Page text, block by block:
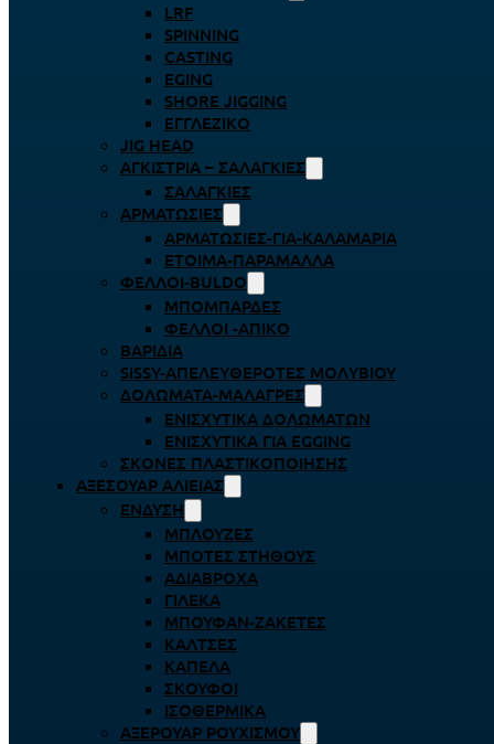
LRF
SPINNING
CASTING
EGING
SHORE JIGGING
ΕΓΓΛΈΖΙΚΟ
JIG HEAD
ΑΓΚΊΣΤΡΙΑ – ΣΑΛΑΓΚΙΈΣ
ΣΑΛΑΓΚΙΈΣ
ΑΡΜΑΤΩΣΙΈΣ
ΑΡΜΑΤΩΣΙΈΣ-ΓΙΑ-ΚΑΛΑΜΆΡΙΑ
ΈΤΟΙΜΑ-ΠΑΡΆΜΑΛΛΑ
ΦΕΛΛΟΊ-BULDO
ΜΠΟΜΠΆΡΔΕΣ
ΦΕΛΛΟΊ -ΑΠΊΚΟ
ΒΑΡΊΔΙΑ
SISSY-ΑΠΕΛΕΥΘΕΡΟΤΈΣ ΜΟΛΥΒΙΟΎ
ΔΟΛΏΜΑΤΑ-ΜΑΛΆΓΡΕΣ
ΕΝΙΣΧΥΤΙΚΆ ΔΟΛΩΜΆΤΩΝ
ΕΝΙΣΧΥΤΙΚΆ ΓΙΑ EGGING
ΣΚΌΝΕΣ ΠΛΑΣΤΙΚΟΠΟΊΗΣΗΣ
ΑΞΕΣΟΥΆΡ ΑΛΙΕΊΑΣ
ΈΝΔΥΣΗ
ΜΠΛΟΎΖΕΣ
ΜΠΌΤΕΣ ΣΤΉΘΟΥΣ
ΑΔΙΆΒΡΟΧΑ
ΓΙΛΈΚΑ
ΜΠΟΥΦΆΝ-ΖΑΚΈΤΕΣ
ΚΆΛΤΣΕΣ
ΚΑΠΈΛΑ
ΣΚΟΎΦΟΙ
ΙΣΟΘΕΡΜΙΚΆ
ΑΞΕΡΟΥΆΡ ΡΟΥΧΙΣΜΟΎ